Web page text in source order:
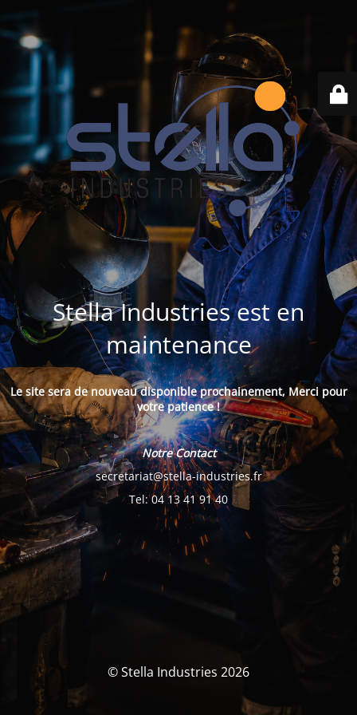
Stella Industries est en
maintenance
Le site sera de nouveau disponible prochainement, Merci pour
votre patience !
Notre Contact
secretariat@stella-industries.fr
Tel: 04 13 41 91 40
© Stella Industries 2026